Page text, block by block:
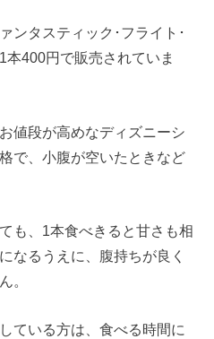
ンタスティック･フライト･
400円で販売されていま
値段が高めなディズニーシ
で、小腹が空いたときなど
も、1本食べきると甘さも相
なるうえに、腹持ちが良く
。
ている方は、食べる時間に